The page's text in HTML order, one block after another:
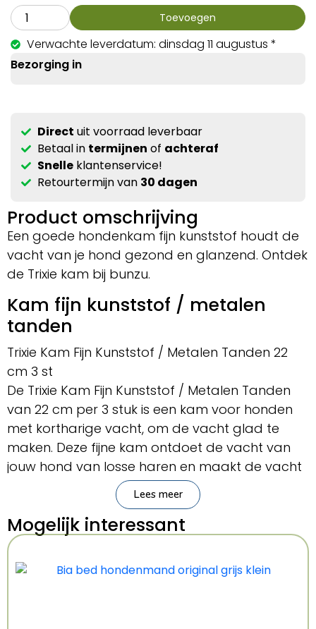
Toevoegen
Verwachte leverdatum: dinsdag 11 augustus *
Bezorging in
Direct uit voorraad leverbaar
Betaal in termijnen of achteraf
Snelleklantenservice!
Retourtermijn van 30 dagen
Product omschrijving
Een goede hondenkam fijn kunststof houdt de
vacht van je hond gezond en glanzend. Ontdek
de Trixie kam bij bunzu.
Kam fijn kunststof / metalen
tanden
Trixie Kam Fijn Kunststof / Metalen Tanden 22
cm 3 st
De Trixie Kam Fijn Kunststof / Metalen Tanden
van 22 cm per 3 stuk is een kam voor honden
met kortharige vacht, om de vacht glad te
maken. Deze fijne kam ontdoet de vacht van
jouw hond van losse haren en maakt de vacht
glad door de fijne tanden. De kam is gemaakt
van kunststof met metalen tanden en een
rubberen coating voor een prettige grip.
– Vachtkam voor de hond van Trixie
– Voor honden met een kortharige vacht
Lees meer
Mogelijk interessant